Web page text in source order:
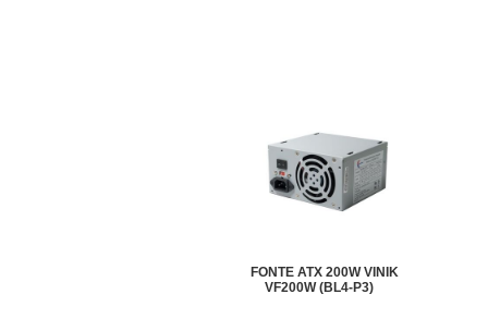
FONTE ATX 200W VINIK
VF200W (BL4-P3)